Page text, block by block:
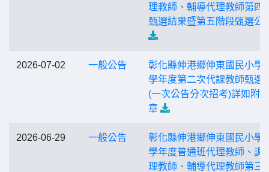
理教師、輔導代理教師第四
甄選結果暨第五階段甄選公
2026-07-02 一般公告
彰化縣伸港鄉伸東國民小學
學年度第二次代課教師甄選
(一次公告分次招考)詳如附
章
2026-06-29 一般公告
彰化縣伸港鄉伸東國民小學
學年度普通班代理教師、調
理教師、輔導代理教師第三